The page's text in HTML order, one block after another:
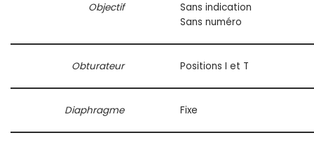
Objectif
Sans indication
Sans numéro
Obturateur Positions I et T
Diaphragme Fixe